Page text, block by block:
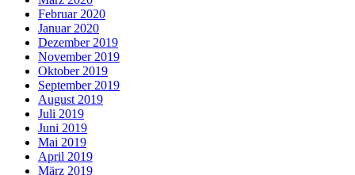
Februar 2020
Januar 2020
Dezember 2019
November 2019
Oktober 2019
September 2019
August 2019
Juli 2019
Juni 2019
Mai 2019
April 2019
März 2019